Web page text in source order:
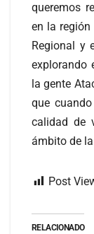
queremos
en la región
Regional y
explorando
la gente
que
calidad de
ámbito de
Post
RELACIONADO